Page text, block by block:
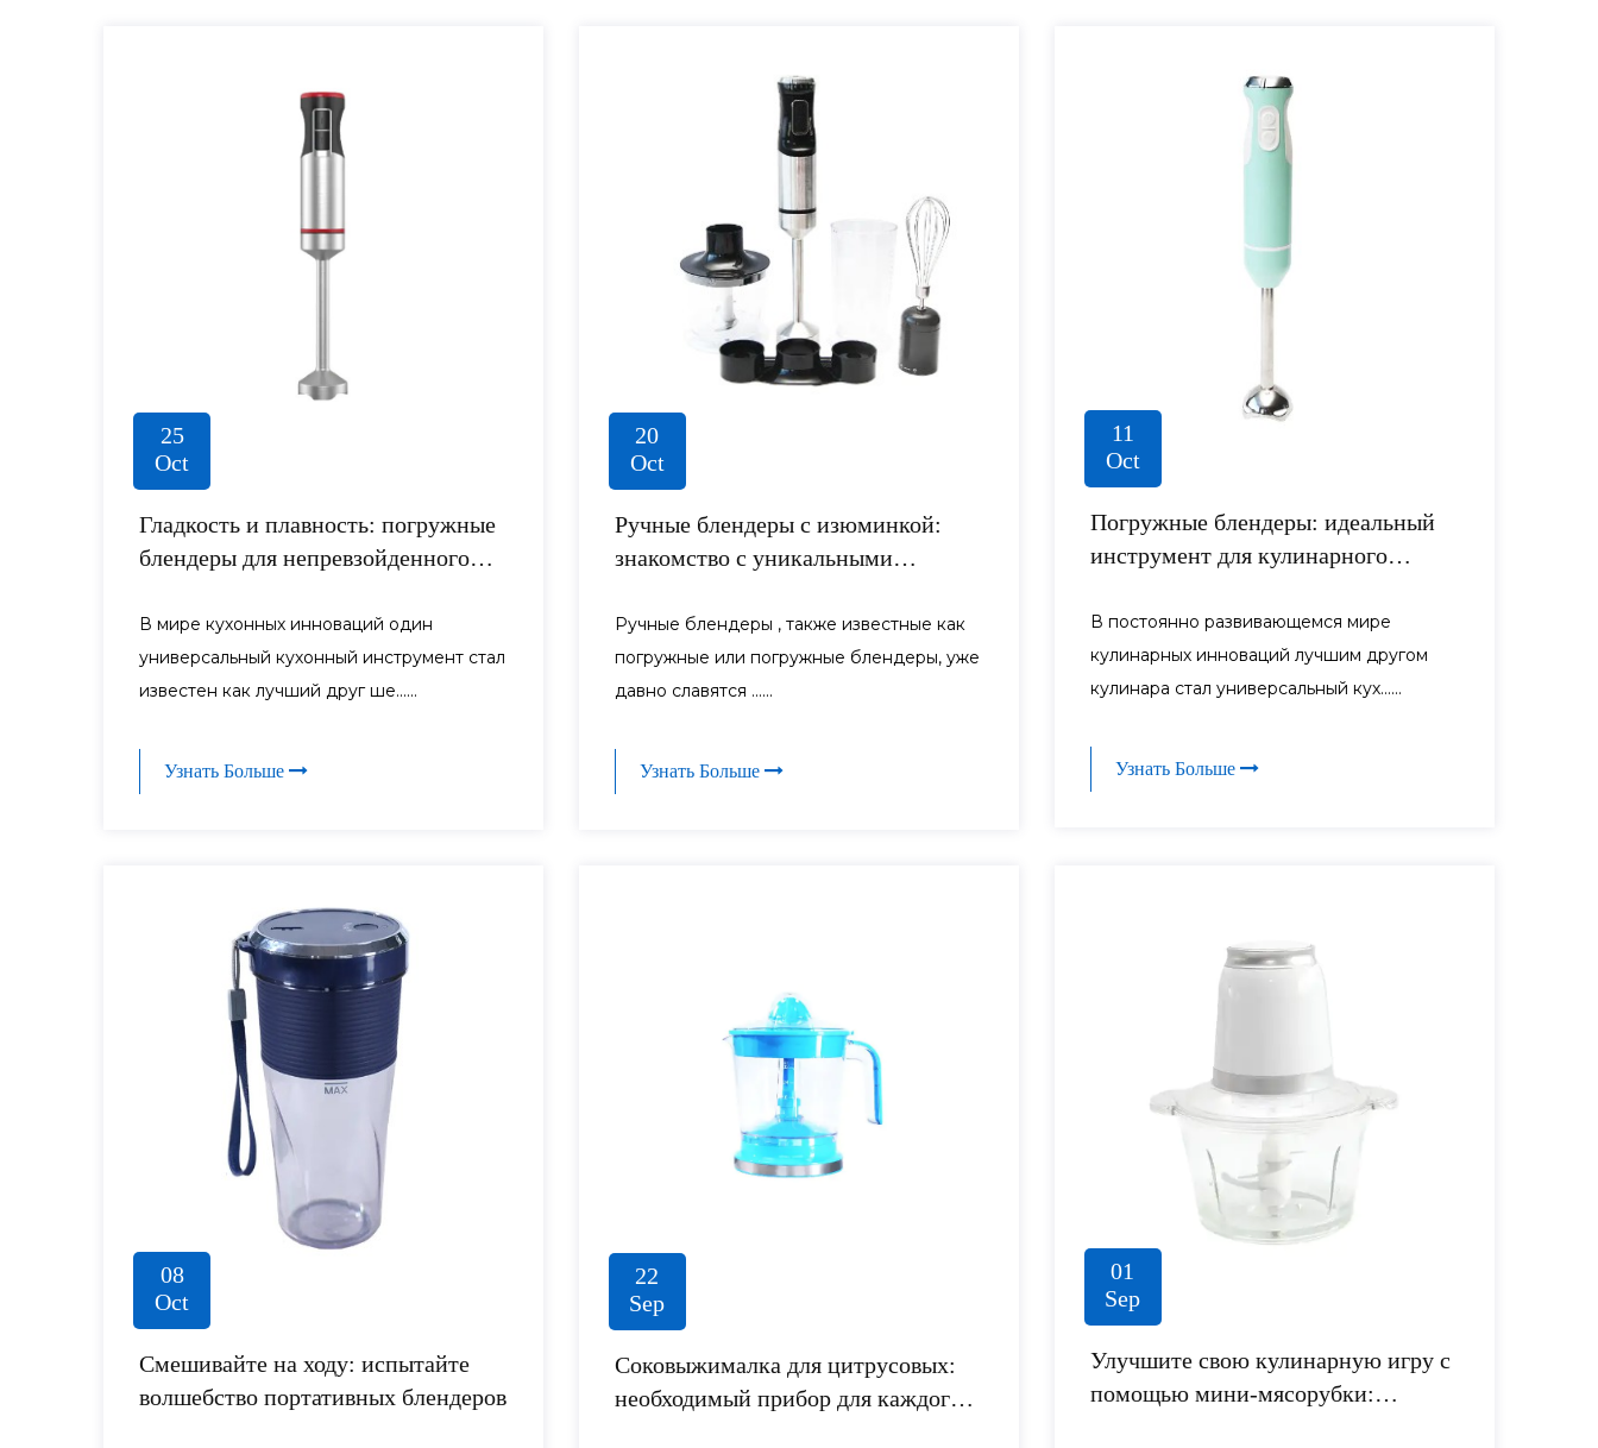
25
Oct
Гладкость и плавность: погружные
блендеры для непревзойденного
В мире кухонных инноваций один
универсальный кухонный инструмент стал
известен как лучший друг ше......
Узнать Больше
20
Oct
Ручные блендеры с изюминкой:
знакомство с уникальными
Ручные блендеры , также известные как
погружные или погружные блендеры, уже
давно славятся ......
Узнать Больше
11
Oct
Погружные блендеры: идеальный
инструмент для кулинарного
В постоянно развивающемся мире
кулинарных инноваций лучшим другом
кулинара стал универсальный кух......
Узнать Больше
08
Oct
Смешивайте на ходу: испытайте
волшебство портативных блендеров
22
Sep
Соковыжималка для цитрусовых:
необходимый прибор для каждого
01
Sep
Улучшите свою кулинарную игру с
помощью мини-мясорубки: